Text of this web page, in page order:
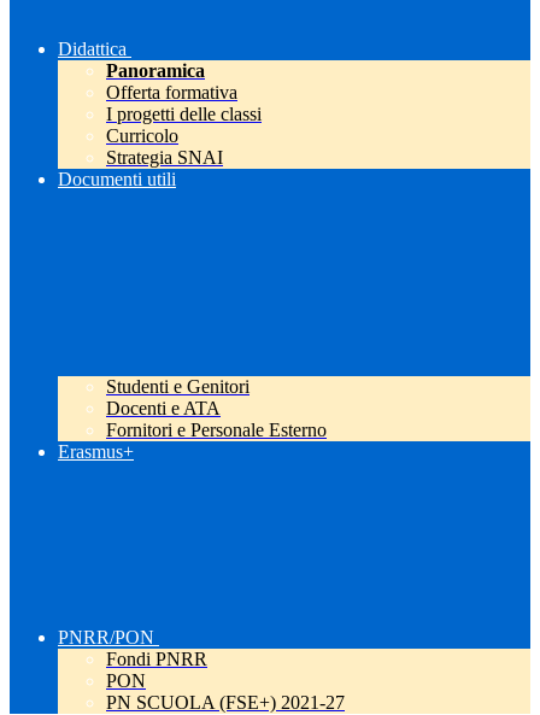
Didattica
Panoramica
Offerta formativa
I progetti delle classi
Curricolo
Strategia SNAI
Documenti utili
Studenti e Genitori
Docenti e ATA
Fornitori e Personale Esterno
Erasmus+
PNRR/PON
Fondi PNRR
PON
PN SCUOLA (FSE+) 2021-27